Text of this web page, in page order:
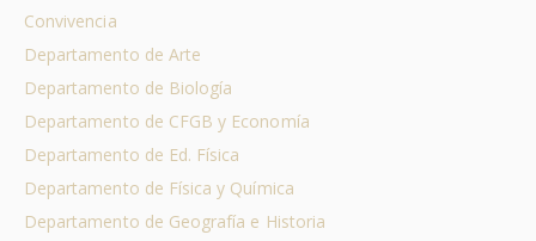
Convivencia
Departamento de Arte
Departamento de Biología
Departamento de CFGB y Economía
Departamento de Ed. Física
Departamento de Física y Química
Departamento de Geografía e Historia